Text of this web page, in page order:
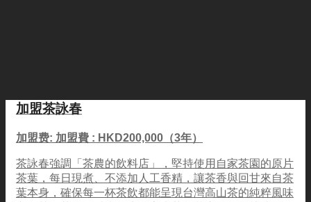
加盟茶詠春
加盟费: 加盟費 : HKD200,000（3年）
茶詠春強調「茶農的飲料店」，堅持使用自家茶園的原片
茶葉，每日現煮、不添加人工香精，讓茶香與回甘來自茶
葉本身，確保每一杯茶飲都能呈現台灣高山茶的純粹風味